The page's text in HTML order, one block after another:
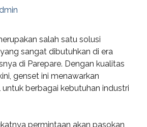
salah satu solusi
sangat dibutuhkan di era
di Parepare. Dengan kualitas
genset ini menawarkan
berbagai kebutuhan industri
permintaan akan pasokan